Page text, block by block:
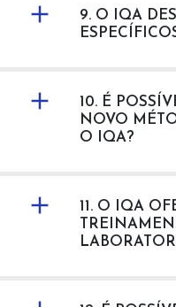
9. O IQA
10. É
NOVO
O IQA?
11. O IQA